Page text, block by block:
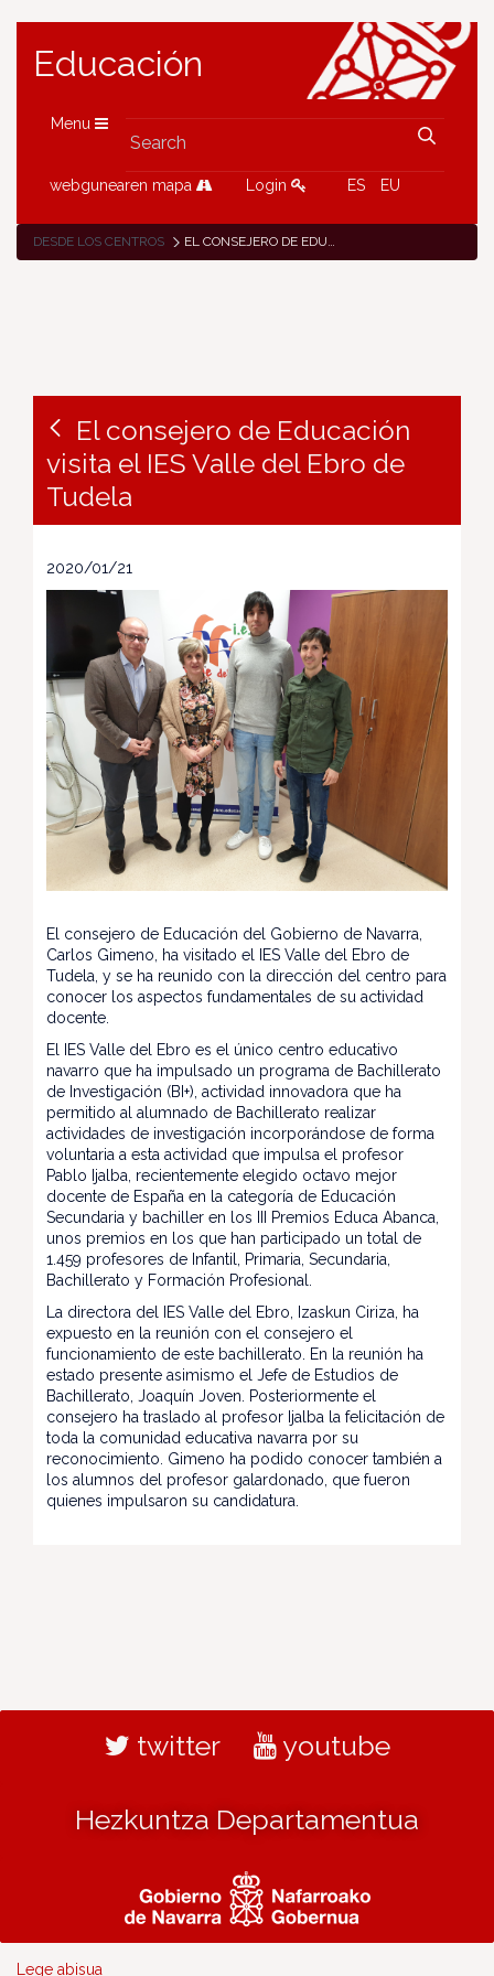
Educación
Menu
webgunearen mapa Login ES EU
DESDE LOS CENTROS EL CONSEJERO DE EDUCACIÓN VISITA EL IES VALLE DEL EBRO DE TUDELA
El consejero de Educación
visita el IES Valle del Ebro de
Tudela
2020/01/21
El consejero de Educación del Gobierno de Navarra,
Carlos Gimeno, ha visitado el IES Valle del Ebro de
Tudela, y se ha reunido con la dirección del centro para
conocer los aspectos fundamentales de su actividad
docente.
El IES Valle del Ebro es el único centro educativo
navarro que ha impulsado un programa de Bachillerato
de Investigación (BI+), actividad innovadora que ha
permitido al alumnado de Bachillerato realizar
actividades de investigación incorporándose de forma
voluntaria a esta actividad que impulsa el profesor
Pablo Ijalba, recientemente elegido octavo mejor
docente de España en la categoría de Educación
Secundaria y bachiller en los III Premios Educa Abanca,
unos premios en los que han participado un total de
1.459 profesores de Infantil, Primaria, Secundaria,
Bachillerato y Formación Profesional.
La directora del IES Valle del Ebro, Izaskun Ciriza, ha
expuesto en la reunión con el consejero el
funcionamiento de este bachillerato. En la reunión ha
estado presente asimismo el Jefe de Estudios de
Bachillerato, Joaquín Joven. Posteriormente el
consejero ha traslado al profesor Ijalba la felicitación de
toda la comunidad educativa navarra por su
reconocimiento. Gimeno ha podido conocer también a
los alumnos del profesor galardonado, que fueron
quienes impulsaron su candidatura.
twitter youtube
Hezkuntza Departamentua
Lege abisua